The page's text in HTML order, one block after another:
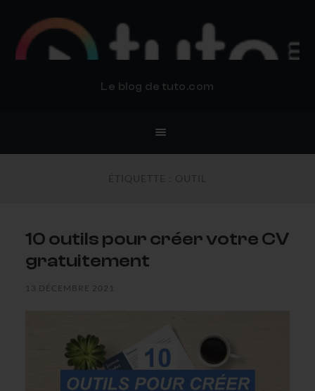
Le blog de tuto.com
10 outils pour créer votre CV
gratuitement
13 DÉCEMBRE 2021